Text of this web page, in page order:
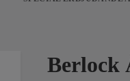
Berlock